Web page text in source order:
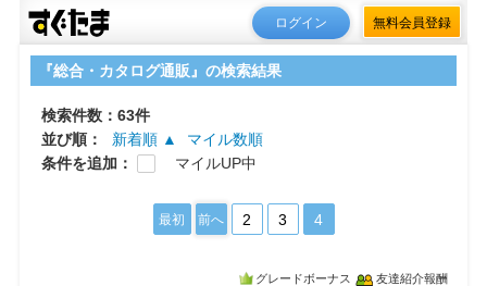
ログイン 無料会員登録
『総合・カタログ通販』の検索結果
検索件数：63件
並び順：
新着順 ▲
マイル数順
条件を追加：
マイルUP中
最初 前へ 2 3 4
グレードボーナス 友達紹介報酬